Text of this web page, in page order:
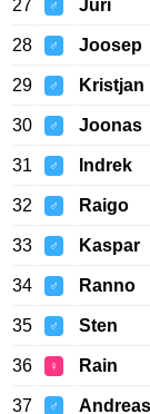
27 ♂ Jüri
28 ♂ Joosep
29 ♂ Kristjan
30 ♂ Joonas
31 ♂ Indrek
32 ♂ Raigo
33 ♂ Kaspar
34 ♂ Ranno
35 ♂ Sten
36 ♀ Rain
37 ♂ Andreas